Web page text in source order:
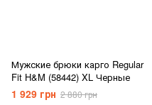
Мужские брюки карго Regular
Fit H&M (58442) XL Черные
1 929 грн 2 880 грн